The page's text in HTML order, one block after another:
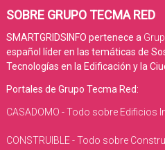
SOBRE GRUPO TECMA RED
SMARTGRIDSINFO pertenece a
español líder en las temáticas de
Tecnologías en la Edificación y la
Portales de Grupo Tecma Red:
CASADOMO - Todo sobre Edificios
CONSTRUIBLE - Todo sobre